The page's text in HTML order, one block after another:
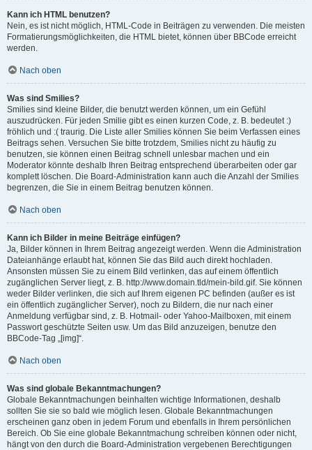
Kann ich HTML benutzen?
Nein, es ist nicht möglich, HTML-Code in Beiträgen zu verwenden. Die meisten
Formatierungsmöglichkeiten, die HTML bietet, können über BBCode erreicht
werden.
Nach oben
Was sind Smilies?
Smilies sind kleine Bilder, die benutzt werden können, um ein Gefühl
auszudrücken. Für jeden Smilie gibt es einen kurzen Code, z. B. bedeutet :)
fröhlich und :( traurig. Die Liste aller Smilies können Sie beim Verfassen eines
Beitrags sehen. Versuchen Sie bitte trotzdem, Smilies nicht zu häufig zu
benutzen, sie können einen Beitrag schnell unlesbar machen und ein
Moderator könnte deshalb Ihren Beitrag entsprechend überarbeiten oder gar
komplett löschen. Die Board-Administration kann auch die Anzahl der Smilies
begrenzen, die Sie in einem Beitrag benutzen können.
Nach oben
Kann ich Bilder in meine Beiträge einfügen?
Ja, Bilder können in Ihrem Beitrag angezeigt werden. Wenn die Administration
Dateianhänge erlaubt hat, können Sie das Bild auch direkt hochladen.
Ansonsten müssen Sie zu einem Bild verlinken, das auf einem öffentlich
zugänglichen Server liegt, z. B. http://www.domain.tld/mein-bild.gif. Sie können
weder Bilder verlinken, die sich auf Ihrem eigenen PC befinden (außer es ist
ein öffentlich zugänglicher Server), noch zu Bildern, die nur nach einer
Anmeldung verfügbar sind, z. B. Hotmail- oder Yahoo-Mailboxen, mit einem
Passwort geschützte Seiten usw. Um das Bild anzuzeigen, benutze den
BBCode-Tag „[img]“.
Nach oben
Was sind globale Bekanntmachungen?
Globale Bekanntmachungen beinhalten wichtige Informationen, deshalb
sollten Sie sie so bald wie möglich lesen. Globale Bekanntmachungen
erscheinen ganz oben in jedem Forum und ebenfalls in Ihrem persönlichen
Bereich. Ob Sie eine globale Bekanntmachung schreiben können oder nicht,
hängt von den durch die Board-Administration vergebenen Berechtigungen